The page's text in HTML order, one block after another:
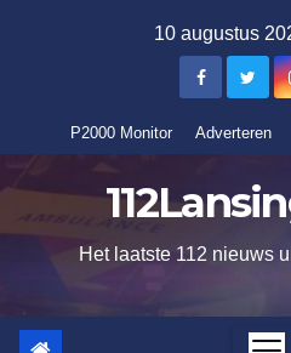
10 augustus
P2000 Monitor Adverteren
Het laatste 112 nieuws